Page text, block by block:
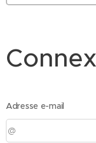
Adresse e-mail